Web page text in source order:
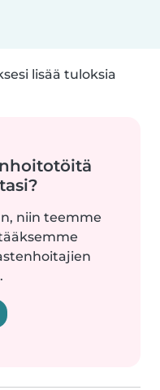
lisää tuloksia
niin teemme